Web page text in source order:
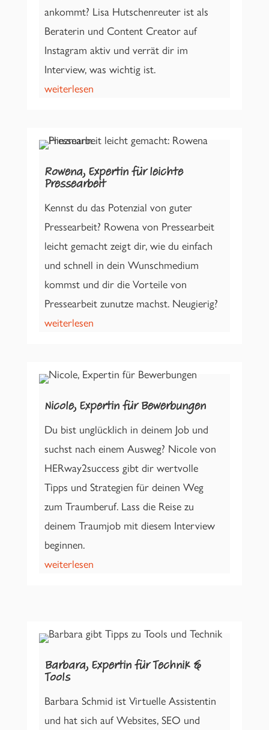
ankommt? Lisa Hutschenreuter ist als
Beraterin und Content Creator auf
Instagram aktiv und verrät dir im
Interview, was wichtig ist.
weiterlesen
Rowena, Expertin für leichte
Pressearbeit
Kennst du das Potenzial von guter
Pressearbeit? Rowena von Pressearbeit
leicht gemacht zeigt dir, wie du einfach
und schnell in dein Wunschmedium
kommst und dir die Vorteile von
Pressearbeit zunutze machst. Neugierig?
weiterlesen
Nicole, Expertin für Bewerbungen
Du bist unglücklich in deinem Job und
suchst nach einem Ausweg? Nicole von
HERway2success gibt dir wertvolle
Tipps und Strategien für deinen Weg
zum Traumberuf. Lass die Reise zu
deinem Traumjob mit diesem Interview
beginnen.
weiterlesen
Barbara, Expertin für Technik &
Tools
Barbara Schmid ist Virtuelle Assistentin
und hat sich auf Websites, SEO und